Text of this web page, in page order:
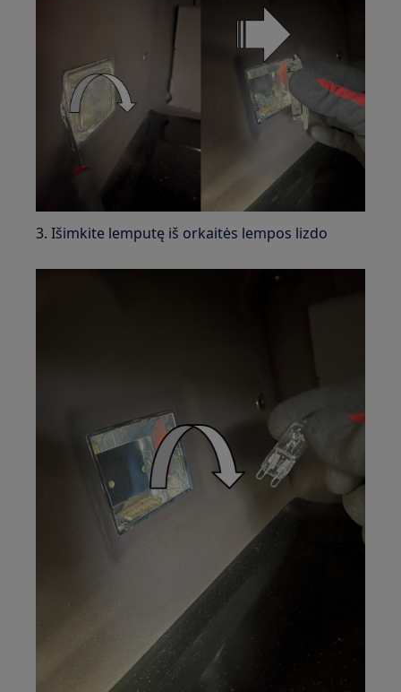
3. Išimkite lemputę iš orkaitės lempos lizdo